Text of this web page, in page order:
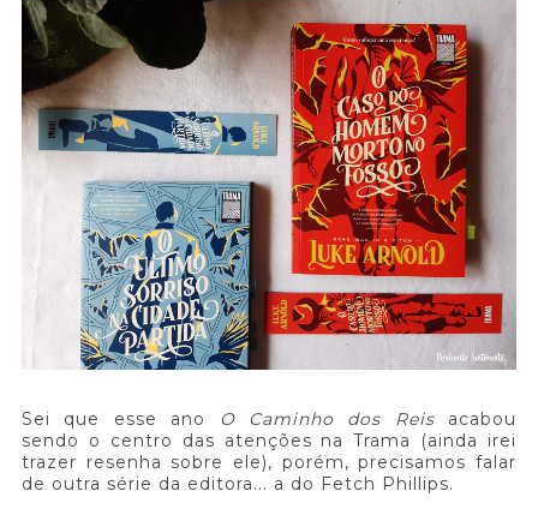
Sei que esse ano O Caminho dos Reisacabou
sendo o centro das atenções na Trama (ainda irei
trazer resenha sobre ele), porém, precisamos falar
de outra série da editora... a do Fetch Phillips.